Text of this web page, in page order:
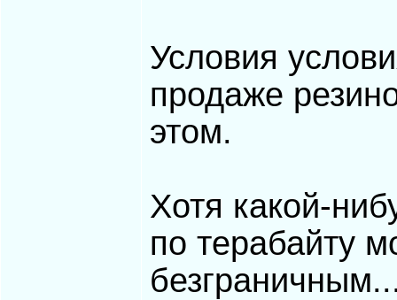
Условия
продаже
этом.
Хотя какой-
по терабайту